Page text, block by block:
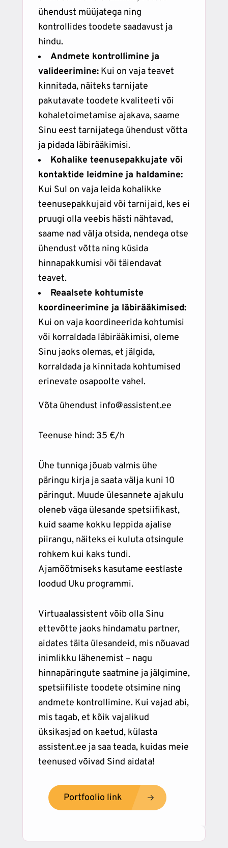
ühendust müüjatega ning
kontrollides toodete saadavust ja
hindu.
Andmete kontrollimine ja
valideerimine: Kui on vaja teavet
kinnitada, näiteks tarnijate
pakutavate toodete kvaliteeti või
kohaletoimetamise ajakava, saame
Sinu eest tarnijatega ühendust võtta
ja pidada läbirääkimisi.
Kohalike teenusepakkujate või
kontaktide leidmine ja haldamine:
Kui Sul on vaja leida kohalikke
teenusepakkujaid või tarnijaid, kes ei
pruugi olla veebis hästi nähtavad,
saame nad välja otsida, nendega otse
ühendust võtta ning küsida
hinnapakkumisi või täiendavat
teavet.
Reaalsete kohtumiste
koordineerimine ja läbirääkimised:
Kui on vaja koordineerida kohtumisi
või korraldada läbirääkimisi, oleme
Sinu jaoks olemas, et jälgida,
korraldada ja kinnitada kohtumised
erinevate osapoolte vahel.
Võta ühendust info@assistent.ee
Teenuse hind: 35 €/h
Ühe tunniga jõuab valmis ühe
päringu kirja ja saata välja kuni 10
päringut. Muude ülesannete ajakulu
oleneb väga ülesande spetsiifikast,
kuid saame kokku leppida ajalise
piirangu, näiteks ei kuluta otsingule
rohkem kui kaks tundi.
Ajamõõtmiseks kasutame eestlaste
loodud Uku programmi.
Virtuaalassistent võib olla Sinu
ettevõtte jaoks hindamatu partner,
aidates täita ülesandeid, mis nõuavad
inimlikku lähenemist – nagu
hinnapäringute saatmine ja jälgimine,
spetsiifiliste toodete otsimine ning
andmete kontrollimine. Kui vajad abi,
mis tagab, et kõik vajalikud
üksikasjad on kaetud, külasta
assistent.ee ja saa teada, kuidas meie
teenused võivad Sind aidata!
Portfoolio link